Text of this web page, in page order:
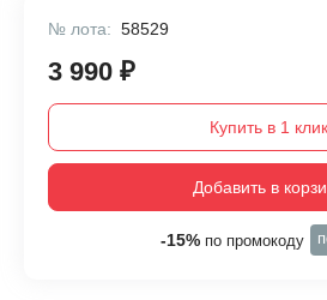
№ лота: 58529
3 990 ₽
Купить в 1 клик
Добавить в
-15%по промокоду